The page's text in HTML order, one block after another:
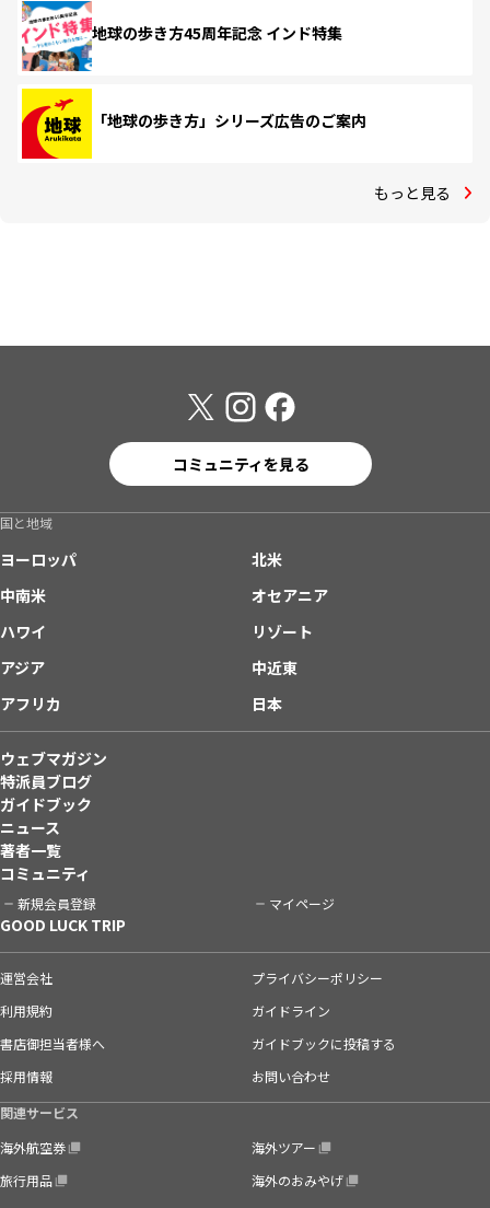
地球の歩き方45周年記念 インド特集
「地球の歩き方」シリーズ広告のご案内
もっと見る
コミュニティを見る
国と地域
ヨーロッパ
北米
中南米
オセアニア
ハワイ
リゾート
アジア
中近東
アフリカ
日本
ウェブマガジン
特派員ブログ
ガイドブック
ニュース
著者一覧
コミュニティ
新規会員登録 マイページ
GOOD LUCK TRIP
運営会社
プライバシーポリシー
利用規約
ガイドライン
書店御担当者様へ
ガイドブックに投稿する
採用情報
お問い合わせ
関連サービス
海外航空券
海外ツアー
旅行用品
海外のおみやげ